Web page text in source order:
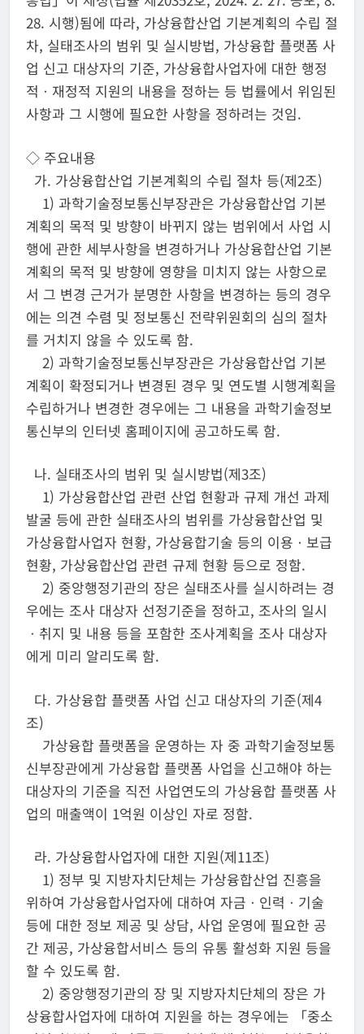
28. 시행)됨에 따라, 가상융합산업 기본계획의 수립 절
차, 실태조사의 범위 및 실시방법, 가상융합 플랫폼 사
업 신고 대상자의 기준, 가상융합사업자에 대한 행정
적ㆍ재정적 지원의 내용을 정하는 등 법률에서 위임된
사항과 그 시행에 필요한 사항을 정하려는 것임.
◇ 주요내용
가. 가상융합산업 기본계획의 수립 절차 등(제2조)
1) 과학기술정보통신부장관은 가상융합산업 기본
계획의 목적 및 방향이 바뀌지 않는 범위에서 사업 시
행에 관한 세부사항을 변경하거나 가상융합산업 기본
계획의 목적 및 방향에 영향을 미치지 않는 사항으로
서 그 변경 근거가 분명한 사항을 변경하는 등의 경우
에는 의견 수렴 및 정보통신 전략위원회의 심의 절차
를 거치지 않을 수 있도록 함.
2) 과학기술정보통신부장관은 가상융합산업 기본
계획이 확정되거나 변경된 경우 및 연도별 시행계획을
수립하거나 변경한 경우에는 그 내용을 과학기술정보
통신부의 인터넷 홈페이지에 공고하도록 함.
나. 실태조사의 범위 및 실시방법(제3조)
1) 가상융합산업 관련 산업 현황과 규제 개선 과제
발굴 등에 관한 실태조사의 범위를 가상융합산업 및
가상융합사업자 현황, 가상융합기술 등의 이용ㆍ보급
현황, 가상융합산업 관련 규제 현황 등으로 정함.
2) 중앙행정기관의 장은 실태조사를 실시하려는 경
우에는 조사 대상자 선정기준을 정하고, 조사의 일시
ㆍ취지 및 내용 등을 포함한 조사계획을 조사 대상자
에게 미리 알리도록 함.
다. 가상융합 플랫폼 사업 신고 대상자의 기준(제4
조)
가상융합 플랫폼을 운영하는 자 중 과학기술정보통
신부장관에게 가상융합 플랫폼 사업을 신고해야 하는
대상자의 기준을 직전 사업연도의 가상융합 플랫폼 사
업의 매출액이 1억원 이상인 자로 정함.
라. 가상융합사업자에 대한 지원(제11조)
1) 정부 및 지방자치단체는 가상융합산업 진흥을
위하여 가상융합사업자에 대하여 자금ㆍ인력ㆍ기술
등에 대한 정보 제공 및 상담, 사업 운영에 필요한 공
간 제공, 가상융합서비스 등의 유통 활성화 지원 등을
할 수 있도록 함.
2) 중앙행정기관의 장 및 지방자치단체의 장은 가
상융합사업자에 대하여 지원을 하는 경우에는 「중소